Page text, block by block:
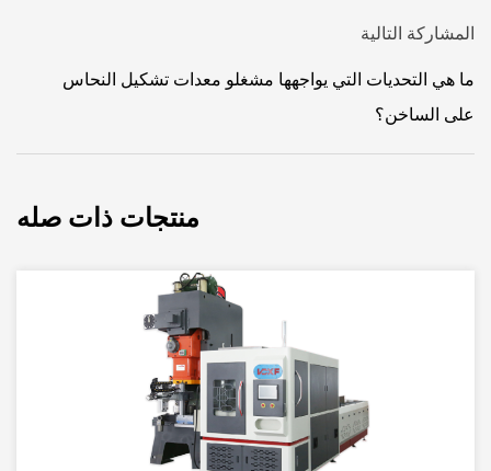
المشاركة التالية
ما هي التحديات التي يواجهها مشغلو معدات تشكيل النحاس
على الساخن؟
منتجات ذات صله